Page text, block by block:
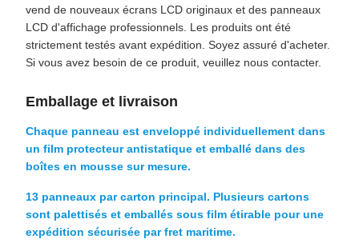
vend de nouveaux écrans LCD originaux et des panneaux
LCD d'affichage professionnels. Les produits ont été
strictement testés avant expédition. Soyez assuré d'acheter.
Si vous avez besoin de ce produit, veuillez nous contacter.
Emballage et livraison
Chaque panneau est enveloppé individuellement dans
un film protecteur antistatique et emballé dans des
boîtes en mousse sur mesure.
13 panneaux par carton principal. Plusieurs cartons
sont palettisés et emballés sous film étirable pour une
expédition sécurisée par fret maritime.